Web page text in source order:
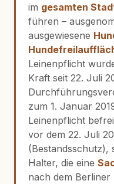
im gesamten
führen –
ausgewiesene
Leinenpflicht
Kraft seit 22. Juli
zum 1. Januar
Leinenpflicht
vor dem 22. Juli
(Bestandsschutz),
Halter, die eine
nach dem Berliner